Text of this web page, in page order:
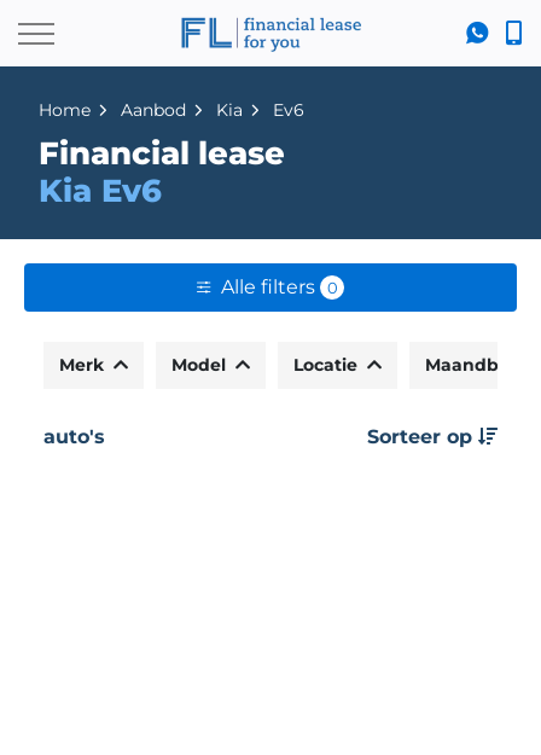
Home Aanbod Kia Ev6
Financial lease
Kia Ev6
Alle filters 0
Merk Model Locatie
auto's Sorteer op